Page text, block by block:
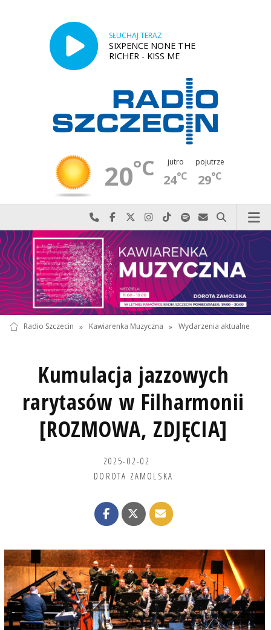
SŁUCHAJ TERAZ
SIXPENCE NONE THE
RICHER - KISS ME
20°C jutro
24°C
pojutrze
29°C
Najlepiej po prostu do nas zadzwoń
Odwiedź nas na Facebook-u
Odwiedź nas na X
Odwiedź nas na Instagram-ie
Odwiedź nas na TikTok-u
Szukaj nas na Spotify
Wyślij do nas
Szukaj
Radio Szczecin » Kawiarenka Muzyczna » Wydarzenia aktualne
Kumulacja jazzowych
rarytasów w Filharmonii
[ROZMOWA, ZDJĘCIA]
2025-02-02
DOROTA ZAMOLSKA